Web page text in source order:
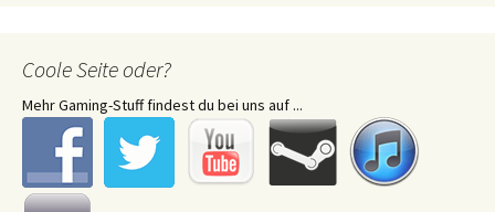
Coole Seite oder?
Mehr Gaming-Stuff findest du bei uns auf ...